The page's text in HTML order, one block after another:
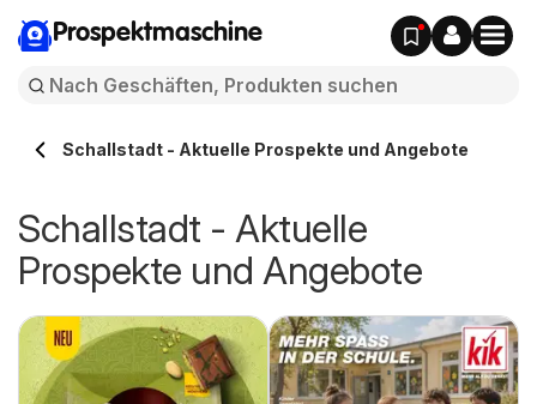
Prospektmaschine
Schallstadt - Aktuelle Prospekte und Angebote
Schallstadt - Aktuelle
Prospekte und Angebote